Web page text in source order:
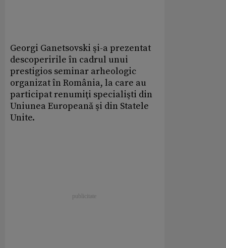
Georgi Ganetsovski şi-a prezentat
descoperirile în cadrul unui
prestigios seminar arheologic
organizat în România, la care au
participat renumiţi specialişti din
Uniunea Europeană şi din Statele
Unite.